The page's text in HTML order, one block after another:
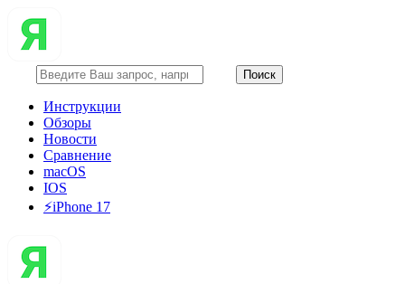
Инструкции
Обзоры
Новости
Сравнение
macOS
IOS
⚡️iPhone 17